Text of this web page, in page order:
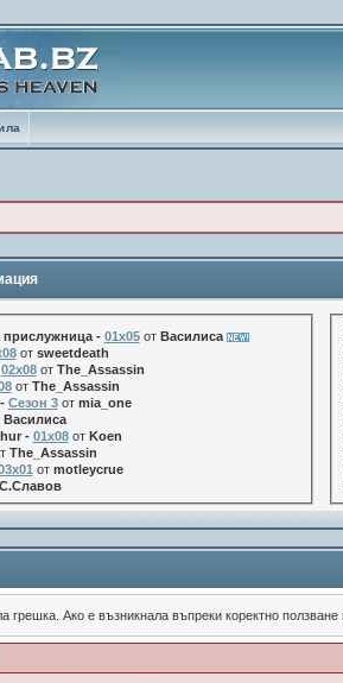
прислужница - 01х05от Василиса
от sweetdeath
02x08от The_Assassin
от The_Assassin
Сезон 3от mia_one
Василиса
- 01x08от Koen
The_Assassin
от motleycrue
С.Славов
грешка. Ако е възникнала въпреки коректно